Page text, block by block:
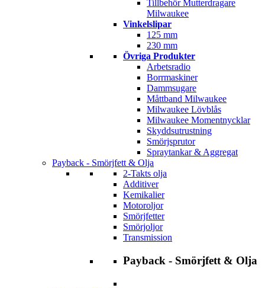
Tillbehör Mutterdragare
Milwaukee
Vinkelslipar
125 mm
230 mm
Övriga Produkter
Arbetsradio
Borrmaskiner
Dammsugare
Måttband Milwaukee
Milwaukee Lövblås
Milwaukee Momentnycklar
Skyddsutrustning
Smörjsprutor
Spraytankar & Aggregat
Payback - Smörjfett & Olja
2-Takts olja
Additiver
Kemikalier
Motoroljor
Smörjfetter
Smörjoljor
Transmission
Payback - Smörjfett & Olja